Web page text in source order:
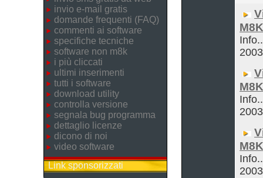
invio e-mail gratis
domande frequenti (FAQ)
commenti ai software
specifiche tecniche
software non m8k
i più cliccati
ultimi inserimenti
tutti i software
download utility
controlla versione
segnala bug programma
dettaglio licenze
dicono di noi
video software
Link sponsorizzati
2003
2003
2003